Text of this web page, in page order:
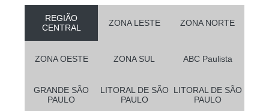
REGIÃO
CENTRAL
ZONA LESTE ZONA NORTE
ZONA OESTE ZONA SUL ABC Paulista
GRANDE SÃO
PAULO
LITORAL DE SÃO
PAULO
LITORAL DE SÃO
PAULO